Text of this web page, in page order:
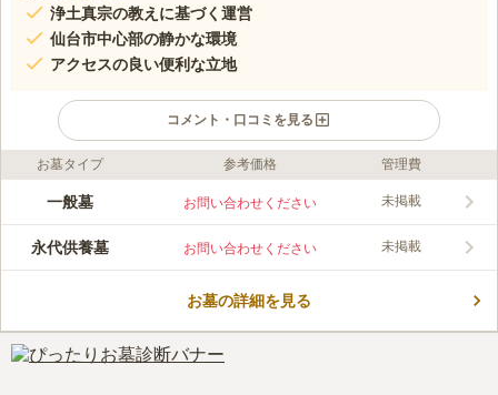
浄土真宗の教えに基づく運営
仙台市中心部の静かな環境
アクセスの良い便利な立地
コメント・口コミを見る
口コミ評価
この霊園はまだ誰からも評価されていません。
お墓タイプ 参考価格 管理費
一般墓 お問い合わせください 未掲載
永代供養墓 お問い合わせください 未掲載
お墓の詳細を見る